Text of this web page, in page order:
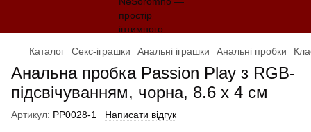
Каталог Секс-іграшки Анальні іграшки Анальні пробки
Анальна пробка Passion Play з RGB-
підсвічуванням, чорна, 8.6 х 4 см
Артикул: PP0028-1 Написати відгук